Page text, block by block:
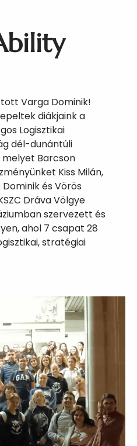
Varga Dominik!
diákjaink a
Logisztikai
dél-dunántúli
melyet Barcson
Kiss Milán,
és Vörös
Dráva Völgye
szervezett és
ahol 7 csapat 28
stratégiai